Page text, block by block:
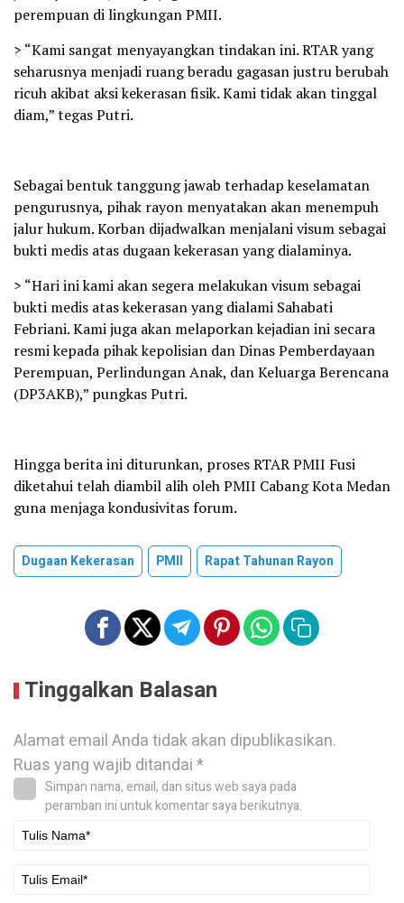
perempuan di lingkungan PMII.
> “Kami sangat menyayangkan tindakan ini. RTAR yang
seharusnya menjadi ruang beradu gagasan justru berubah
ricuh akibat aksi kekerasan fisik. Kami tidak akan tinggal
diam,” tegas Putri.
Sebagai bentuk tanggung jawab terhadap keselamatan
pengurusnya, pihak rayon menyatakan akan menempuh
jalur hukum. Korban dijadwalkan menjalani visum sebagai
bukti medis atas dugaan kekerasan yang dialaminya.
> “Hari ini kami akan segera melakukan visum sebagai
bukti medis atas kekerasan yang dialami Sahabati
Febriani. Kami juga akan melaporkan kejadian ini secara
resmi kepada pihak kepolisian dan Dinas Pemberdayaan
Perempuan, Perlindungan Anak, dan Keluarga Berencana
(DP3AKB),” pungkas Putri.
Hingga berita ini diturunkan, proses RTAR PMII Fusi
diketahui telah diambil alih oleh PMII Cabang Kota Medan
guna menjaga kondusivitas forum.
Dugaan Kekerasan PMII Rapat Tahunan Rayon
Tinggalkan Balasan
Alamat email Anda tidak akan dipublikasikan.
Ruas yang wajib ditandai*
Simpan nama, email, dan situs web saya pada
peramban ini untuk komentar saya berikutnya.